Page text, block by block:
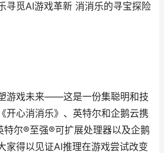
寻觅AI游戏革新 消消乐的寻宝探险
戏未来——这是一份集聪明和技
开心消消乐》、英特尔和企鹅云携
特尔®至强®可扩展处理器以及企鹅
家得以见证AI推理在游戏尝试改变